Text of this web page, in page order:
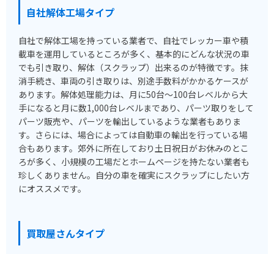
自社解体工場タイプ
自社で解体工場を持っている業者で、自社でレッカー車や積
載車を運用しているところが多く、基本的にどんな状況の車
でも引き取り、解体（スクラップ）出来るのが特徴です。抹
消手続き、車両の引き取りは、別途手数料がかかるケースが
あります。解体処理能力は、月に50台～100台レベルから大
手になると月に数1,000台レベルまであり、パーツ取りをして
パーツ販売や、パーツを輸出しているような業者もありま
す。さらには、場合によっては自動車の輸出を行っている場
合もあります。郊外に所在しており土日祝日がお休みのとこ
ろが多く、小規模の工場だとホームページを持たない業者も
珍しくありません。自分の車を確実にスクラップにしたい方
にオススメです。
買取屋さんタイプ